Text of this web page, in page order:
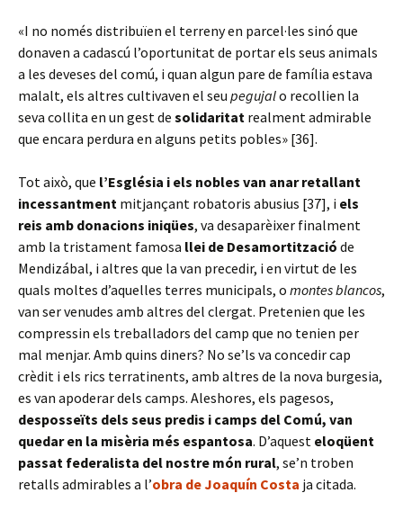
«I no només distribuïen el terreny en parcel·les sinó que
donaven a cadascú l’oportunitat de portar els seus animals
a les deveses del comú, i quan algun pare de família estava
malalt, els altres cultivaven el seu pegujalo recollien la
seva collita en un gest de solidaritat realment admirable
que encara perdura en alguns petits pobles» [36].
Tot això, que l’Església i els nobles van anar retallant
incessantment mitjançant robatoris abusius [37], i els
reis amb donacions iniqües, va desaparèixer finalment
amb la tristament famosa llei de Desamortització de
Mendizábal, i altres que la van precedir, i en virtut de les
quals moltes d’aquelles terres municipals, o montes blancos,
van ser venudes amb altres del clergat. Pretenien que les
compressin els treballadors del camp que no tenien per
mal menjar. Amb quins diners? No se’ls va concedir cap
crèdit i els rics terratinents, amb altres de la nova burgesia,
es van apoderar dels camps. Aleshores, els pagesos,
desposseïts dels seus predis i camps del Comú, van
quedar en la misèria més espantosa. D’aquest eloqüent
passat federalista del nostre món rural, se’n troben
retalls admirables a l’obra de Joaquín Costa ja citada.